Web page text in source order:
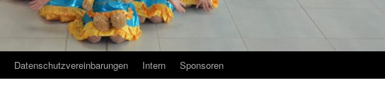
Datenschutzvereinbarungen Intern Sponsoren